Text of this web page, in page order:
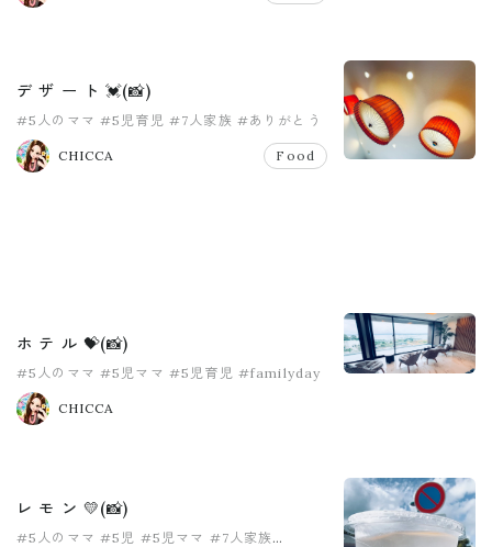
デ ザ ー ト 💓(📸)
#5人のママ #5児育児 #7人家族 #ありがとう
#大家族
CHICCA
Food
ホ テ ル 💝(📸)
#5人のママ #5児ママ #5児育児 #familyday
#fam旅行
CHICCA
レ モ ン 💛(📸)
#5人のママ #5児 #5児ママ #7人家族